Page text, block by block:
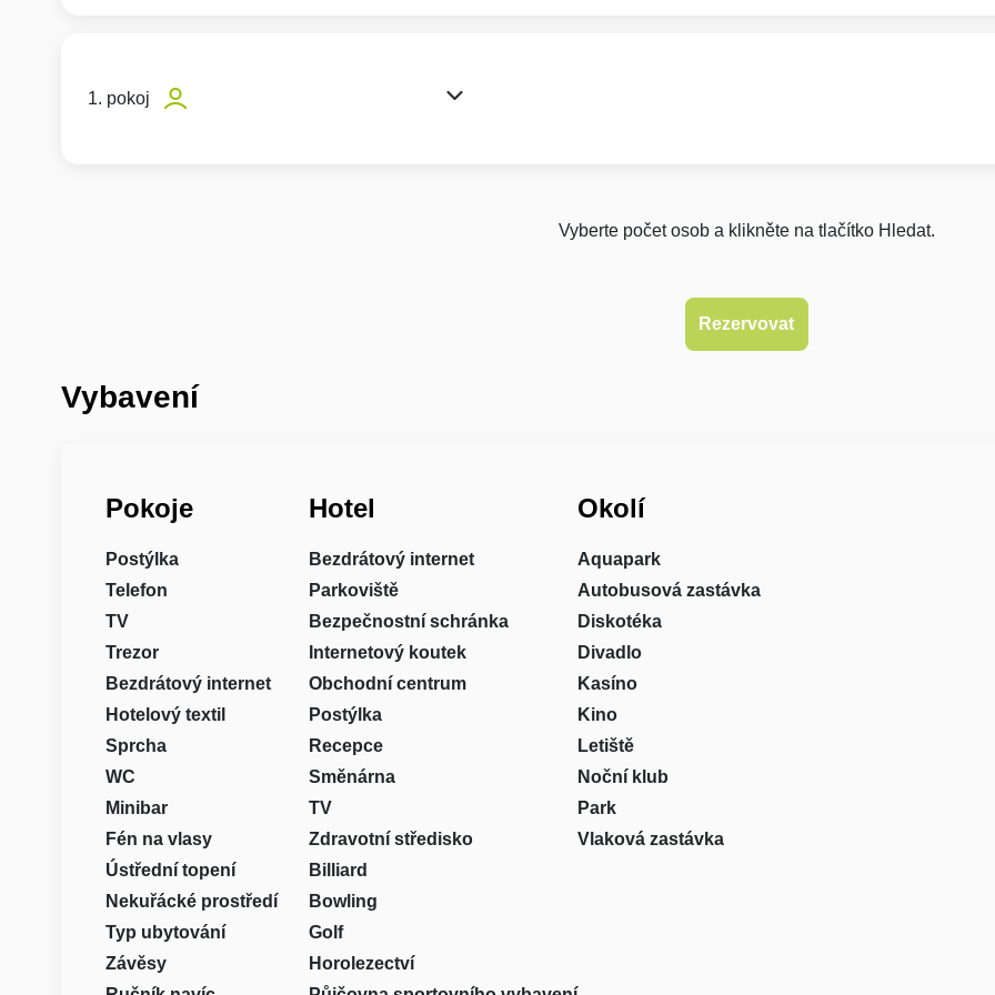
1. pokoj
Vyberte počet osob a klikněte na tlačítko Hledat.
Vybavení
Pokoje
Postýlka
Telefon
TV
Trezor
Bezdrátový internet
Hotelový textil
Sprcha
WC
Minibar
Fén na vlasy
Ústřední topení
Nekuřácké prostředí
Typ ubytování
Závěsy
Hotel
Bezdrátový internet
Parkoviště
Bezpečnostní schránka
Internetový koutek
Obchodní centrum
Postýlka
Recepce
Směnárna
TV
Zdravotní středisko
Billiard
Bowling
Golf
Horolezectví
Okolí
Aquapark
Autobusová zastávka
Diskotéka
Divadlo
Kasíno
Kino
Letiště
Noční klub
Park
Vlaková zastávka